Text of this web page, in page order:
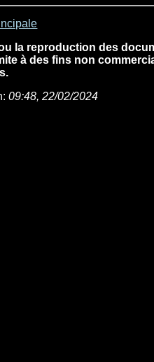
la reproduction des
à des fins non
09:48, 22/02/2024